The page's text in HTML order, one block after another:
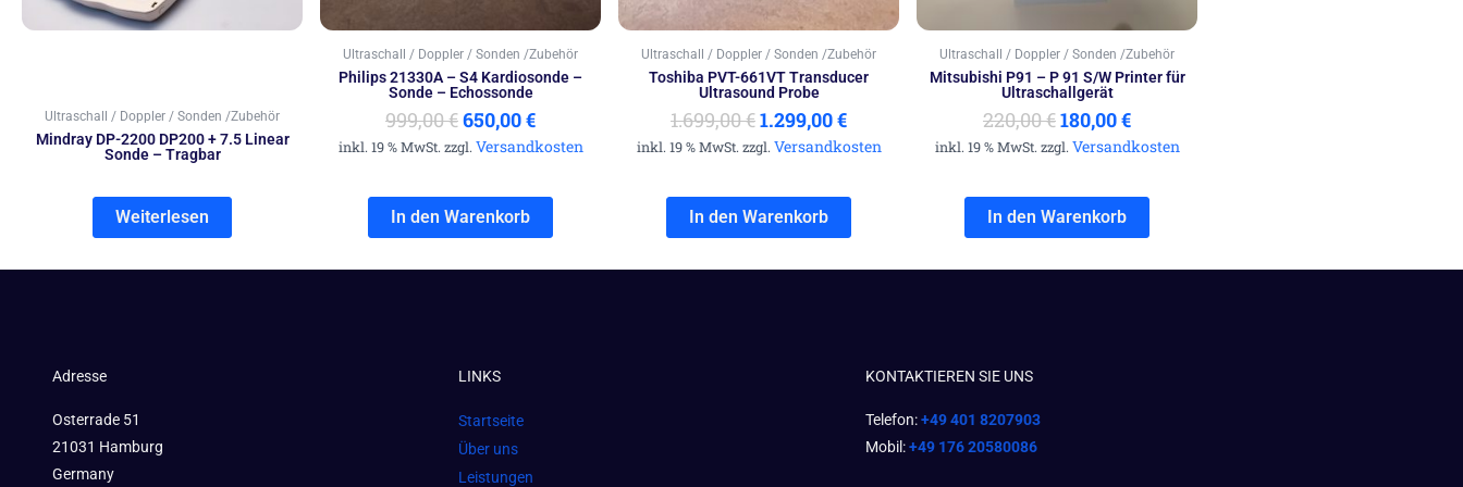
Ultraschall / Doppler / Sonden /Zubehör
Mindray DP-2200 DP200 + 7.5 Linear
Sonde – Tragbar
Weiterlesen
Ultraschall / Doppler / Sonden /Zubehör
Philips 21330A – S4 Kardiosonde –
Sonde – Echossonde
999,00€650,00€
inkl. 19 % MwSt. zzgl. Versandkosten
In den Warenkorb
Ultraschall / Doppler / Sonden /Zubehör
Toshiba PVT-661VT Transducer
Ultrasound Probe
1.699,00€1.299,00€
inkl. 19 % MwSt. zzgl. Versandkosten
In den Warenkorb
Ultraschall / Doppler / Sonden /Zubehör
Mitsubishi P91 – P 91 S/W Printer für
Ultraschallgerät
220,00€180,00€
inkl. 19 % MwSt. zzgl. Versandkosten
In den Warenkorb
Adresse
Osterrade 51
21031 Hamburg
Germany
LINKS
Startseite
Über uns
Leistungen
KONTAKTIEREN SIE UNS
Telefon:+49 401 8207903
Mobil:+49 176 20580086